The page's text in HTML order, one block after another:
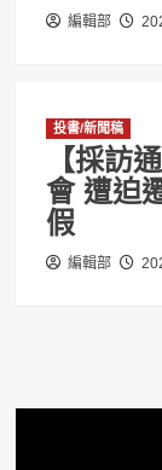
編輯部
投書/新聞稿
【採訪
會 遭迫
假
編輯部